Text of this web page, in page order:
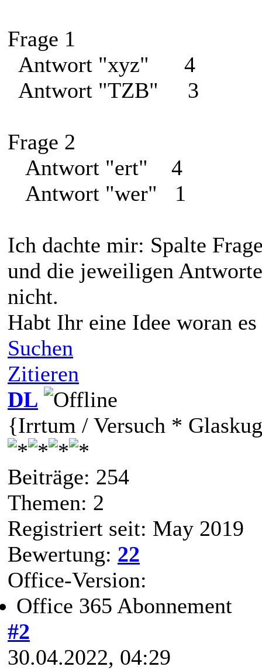
Frage 1
Antwort "xyz" 4
Antwort "TZB" 3
Frage 2
Antwort "ert" 4
Antwort "wer" 1
Ich dachte mir: Spalte
und die jeweiligen
nicht.
Habt Ihr eine Idee woran
Suchen
Zitieren
DL
{Irrtum / Versuch *
Beiträge: 254
Themen: 2
Registriert seit: May 2019
Bewertung: 22
Office-Version:
Office 365 Abonnement
#2
30.04.2022, 04:29